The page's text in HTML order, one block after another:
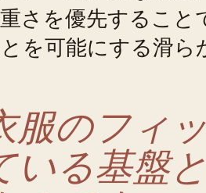
さを優先すること
を可能にする滑ら
服のフィ
いる基盤